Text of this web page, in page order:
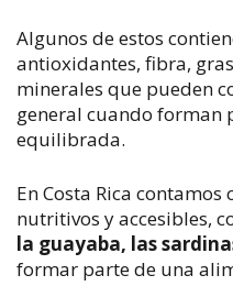
Algunos de estos
antioxidantes, fibra,
minerales que pueden
general cuando forman
equilibrada.
En Costa Rica
nutritivos y accesibles,
la guayaba, las
formar parte de una